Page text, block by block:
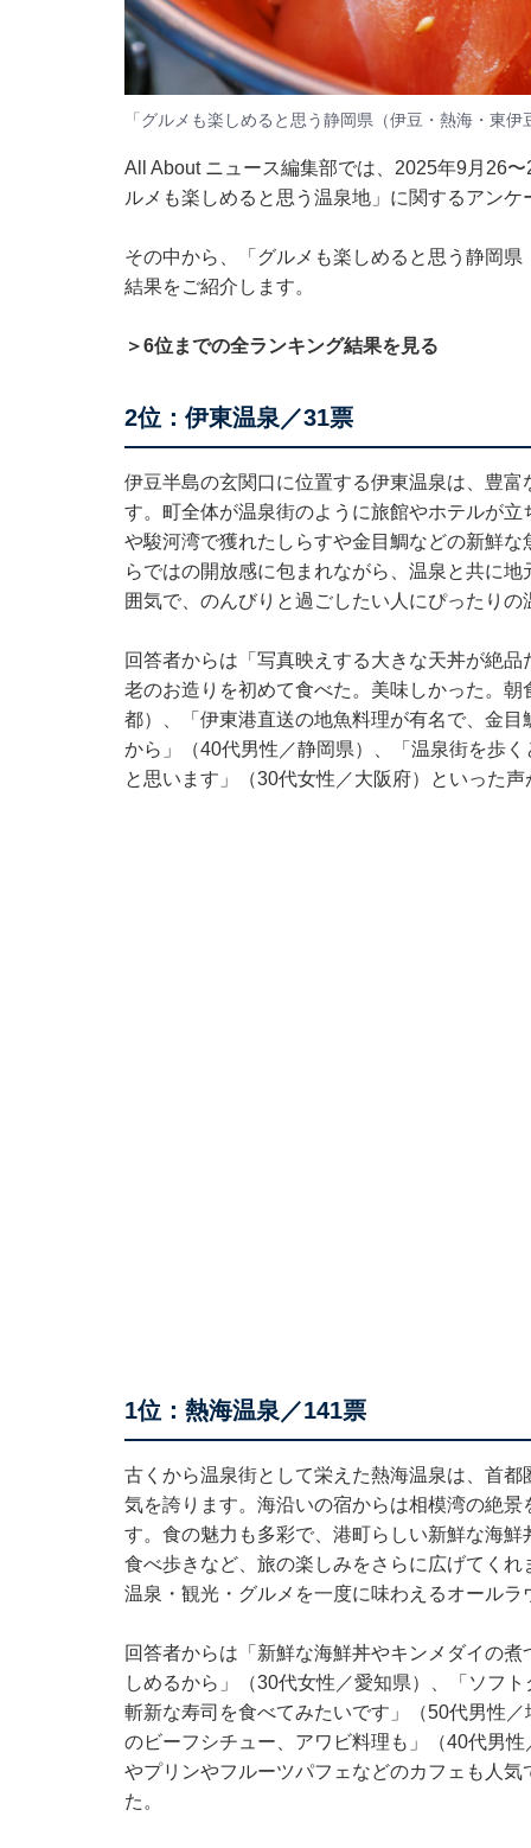
「グルメも楽しめると思う静岡県（伊豆・熱海・東
All About ニュース編集部では、2025年9月26
ルメも楽しめると思う温泉地」に関するアンケ
その中から、「グルメも楽しめると思う静岡
結果をご紹介します。
＞6位までの全ランキング結果を見る
2位：伊東温泉／31票
伊豆半島の玄関口に位置する伊東温泉は、豊
す。町全体が温泉街のように旅館やホテルが
や駿河湾で獲れたしらすや金目鯛などの新鮮
らではの開放感に包まれながら、温泉と共に
囲気で、のんびりと過ごしたい人にぴったりの
回答者からは「写真映えする大きな天丼が絶
老のお造りを初めて食べた。美味しかった。
都）、「伊東港直送の地魚料理が有名で、金
から」（40代男性／静岡県）、「温泉街を歩
と思います」（30代女性／大阪府）といった
1位：熱海温泉／141票
古くから温泉街として栄えた熱海温泉は、首
気を誇ります。海沿いの宿からは相模湾の絶
す。食の魅力も多彩で、港町らしい新鮮な海
食べ歩きなど、旅の楽しみをさらに広げてく
温泉・観光・グルメを一度に味わえるオールラ
回答者からは「新鮮な海鮮丼やキンメダイの
しめるから」（30代女性／愛知県）、「ソフ
斬新な寿司を食べてみたいです」（50代男性
のビーフシチュー、アワビ料理も」（40代男
やプリンやフルーツパフェなどのカフェも人
た。